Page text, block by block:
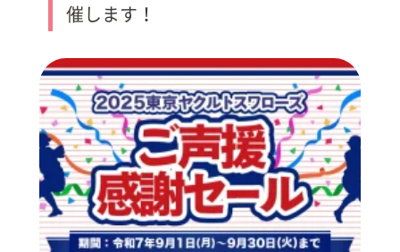
催します！